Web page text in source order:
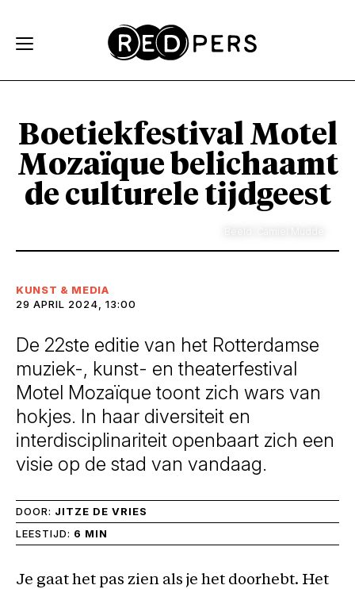
Boetiekfestival Motel
Mozaïque belichaamt
de culturele tijdgeest
KUNST & MEDIA
29 APRIL 2024, 13:00
De 22ste editie van het Rotterdamse
muziek-, kunst- en theaterfestival
Motel Mozaïque toont zich wars van
hokjes. In haar diversiteit en
interdisciplinariteit openbaart zich een
visie op de stad van vandaag.
DOOR: JITZE DE VRIES
LEESTIJD: 6 MIN
Je gaat het pas zien als je het doorhebt. Het